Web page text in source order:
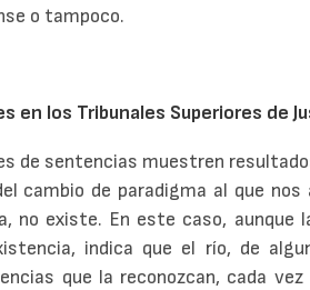
o tampoco.
en los Tribunales Superiores de
de sentencias muestren
cambio de paradigma al que
no existe. En este caso, aunque
indica que el río, de
que la reconozcan, cada